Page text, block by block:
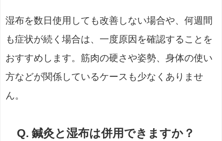
湿布を数日使用しても改善しない場合や、何週間
も症状が続く場合は、一度原因を確認することを
おすすめします。筋肉の硬さや姿勢、身体の使い
方などが関係しているケースも少なくありませ
ん。
Q. 鍼灸と湿布は併用できますか？